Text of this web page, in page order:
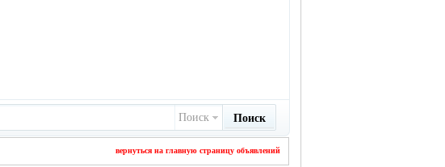
Поиск Поиск
вернуться на главную страницу объявлений